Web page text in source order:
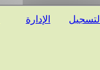
التسجيل الإدارة